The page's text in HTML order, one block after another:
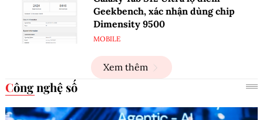
Geekbench, xác nhận dùng chip
Dimensity 9500
MOBILE
Xem thêm
Công nghệ số